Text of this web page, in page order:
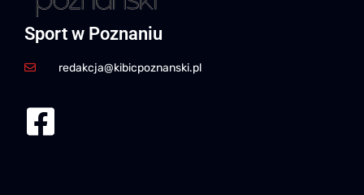
Sport w Poznaniu
redakcja@kibicpoznanski.pl